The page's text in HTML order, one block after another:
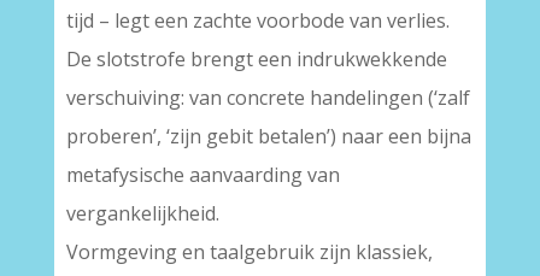
tijd – legt een zachte voorbode van verlies.
De slotstrofe brengt een indrukwekkende
verschuiving: van concrete handelingen (‘zalf
proberen’, ‘zijn gebit betalen’) naar een bijna
metafysische aanvaarding van
vergankelijkheid.
Vormgeving en taalgebruik zijn klassiek,